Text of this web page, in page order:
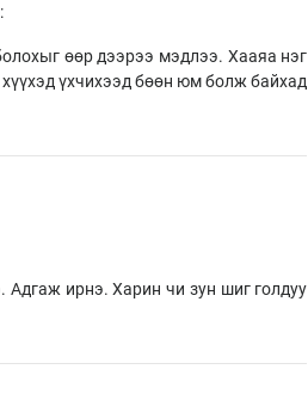
өөр дээрээ мэдлээ. Хааяа нэг
хүүхэд үхчихээд бөөн юм болж байхад
ирнэ. Харин чи зун шиг голдуу